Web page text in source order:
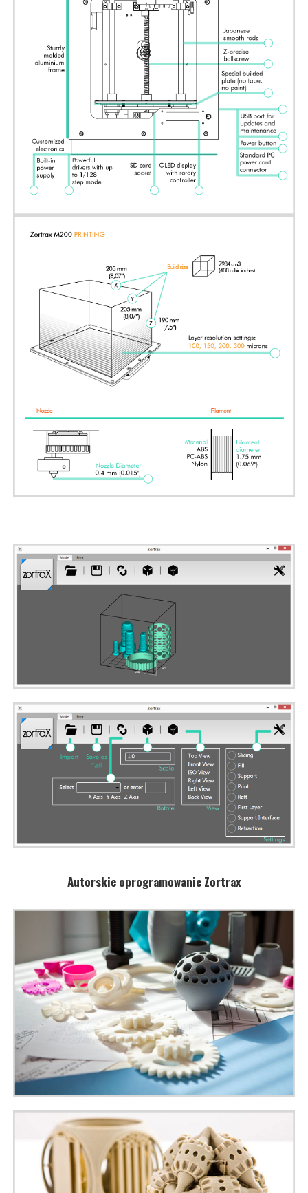
Autorskie oprogramowanie Zortrax